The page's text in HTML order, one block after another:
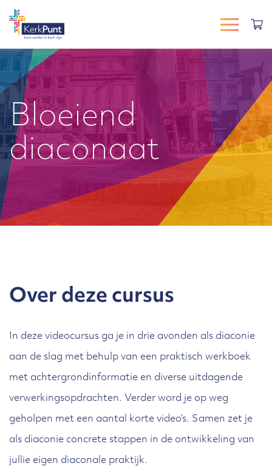
Bloeiend
diaconaat
Over deze cursus
In deze videocursus ga je in drie avonden als diaconie
aan de slag met behulp van een praktisch werkboek
met achtergrondinformatie en diverse uitdagende
verwerkingsopdrachten. Verder word je op weg
geholpen met een aantal korte video’s. Samen zet je
als diaconie concrete stappen in de ontwikkeling van
jullie eigen diaconale praktijk.